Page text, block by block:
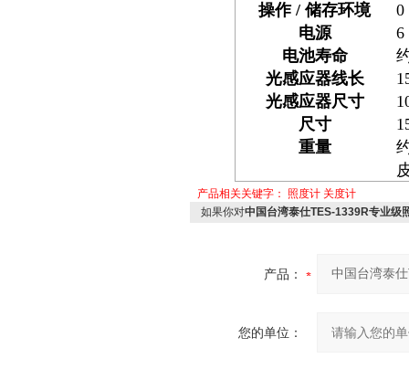
操作/ 储存环境
0
电源
6
电池寿命
光感应器线长
光感应器尺寸
尺寸
重量
产品相关关键字： 照度计 关度计
如果你对中国台湾泰仕TES-1339R专业级
产品：
您的单位：